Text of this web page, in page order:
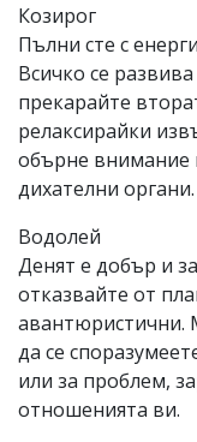
Козирог
Пълни сте с
Всичко се
прекарайте
релаксирайки
обърне внимание
дихателни органи.
Водолей
Денят е добър и
отказвайте от
авантюристични.
да се
или за проблем,
отношенията ви.